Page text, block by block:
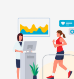
Imagen